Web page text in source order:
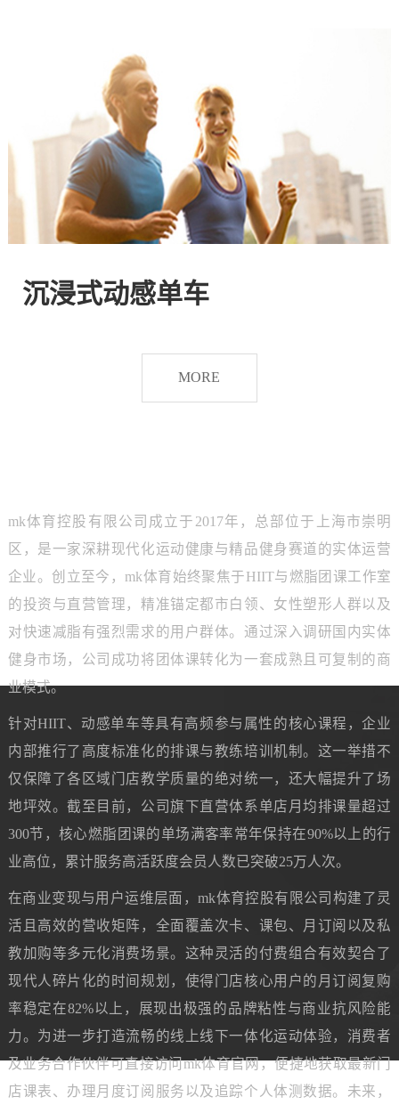
注
HIIT
燃
沉浸式动感单车
MORE
mk体育控股有限公司成立于2017年，总部位于上海市崇明
区，是一家深耕现代化运动健康与精品健身赛道的实体运营
企业。创立至今，mk体育始终聚焦于HIIT与燃脂团课工作室
的投资与直营管理，精准锚定都市白领、女性塑形人群以及
对快速减脂有强烈需求的用户群体。通过深入调研国内实体
健身市场，公司成功将团体课转化为一套成熟且可复制的商
业模式。
针对HIIT、动感单车等具有高频参与属性的核心课程，企业
内部推行了高度标准化的排课与教练培训机制。这一举措不
仅保障了各区域门店教学质量的绝对统一，还大幅提升了场
地坪效。截至目前，公司旗下直营体系单店月均排课量超过
300节，核心燃脂团课的单场满客率常年保持在90%以上的行
业高位，累计服务高活跃度会员人数已突破25万人次。
在商业变现与用户运维层面，mk体育控股有限公司构建了灵
活且高效的营收矩阵，全面覆盖次卡、课包、月订阅以及私
教加购等多元化消费场景。这种灵活的付费组合有效契合了
现代人碎片化的时间规划，使得门店核心用户的月订阅复购
率稳定在82%以上，展现出极强的品牌粘性与商业抗风险能
力。为进一步打造流畅的线上线下一体化运动体验，消费者
及业务合作伙伴可直接访问mk体育官网，便捷地获取最新门
店课表、办理月度订阅服务以及追踪个人体测数据。未来，